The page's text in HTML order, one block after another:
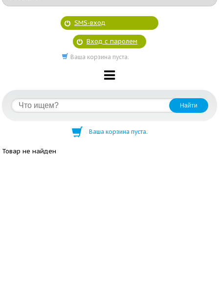
SMS-вход
Вход с паролем
Ваша корзина пуста.
Ваша корзина пуста.
Товар не найден